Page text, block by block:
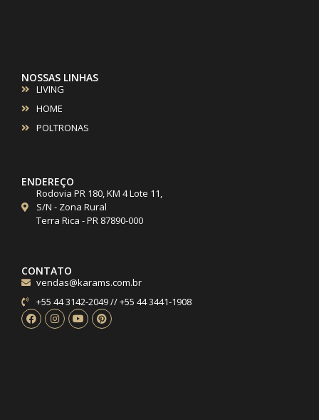
NOSSAS LINHAS
LIVING
HOME
POLTRONAS
ENDEREÇO
Rodovia PR 180, KM 4 Lote 11,
S/N - Zona Rural
Terra Rica - PR 87890-000
CONTATO
vendas@karams.com.br
+55 44 3142-2049 // +55 44 3441-1908